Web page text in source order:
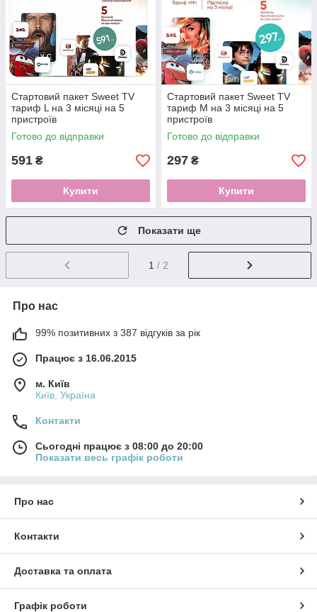
Стартовий пакет Sweet TV
тариф L на 3 місяці на 5
пристроїв
Готово до відправки
591 ₴
Купити
Стартовий пакет Sweet TV
тариф М на 3 місяці на 5
пристроїв
Готово до відправки
297 ₴
Купити
Показати ще
1 / 2
Про нас
99% позитивних з 387 відгуків за рік
Працює з 16.06.2015
м. Київ
Київ, Україна
Контакти
Сьогодні працює з 08:00 до 20:00
Показати весь графік роботи
Про нас
Контакти
Доставка та оплата
Графік роботи